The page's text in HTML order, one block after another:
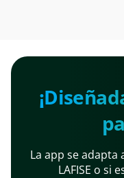
La app se adapta
LAFISE o si